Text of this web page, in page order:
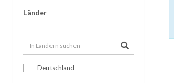
Länder
Deutschland